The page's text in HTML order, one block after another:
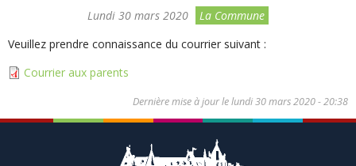
Lundi 30 mars 2020
La Commune
Veuillez prendre connaissance du courrier suivant :
Courrier aux parents
Dernière mise à jour lelundi 30 mars 2020 - 20:38